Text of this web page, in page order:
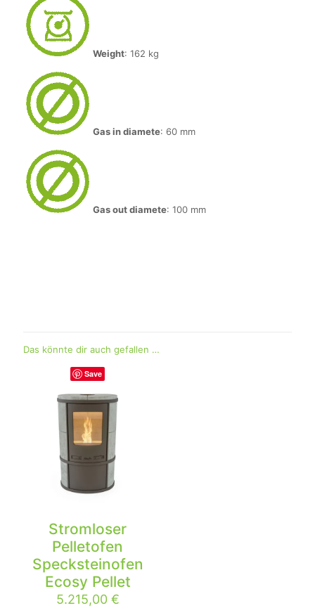
Weight: 162 kg
Gas in diamete: 60 mm
Gas out diamete: 100 mm
Das könnte dir auch gefallen …
Save
Stromloser
Pelletofen
Specksteinofen
Ecosy Pellet
5.215,00 €